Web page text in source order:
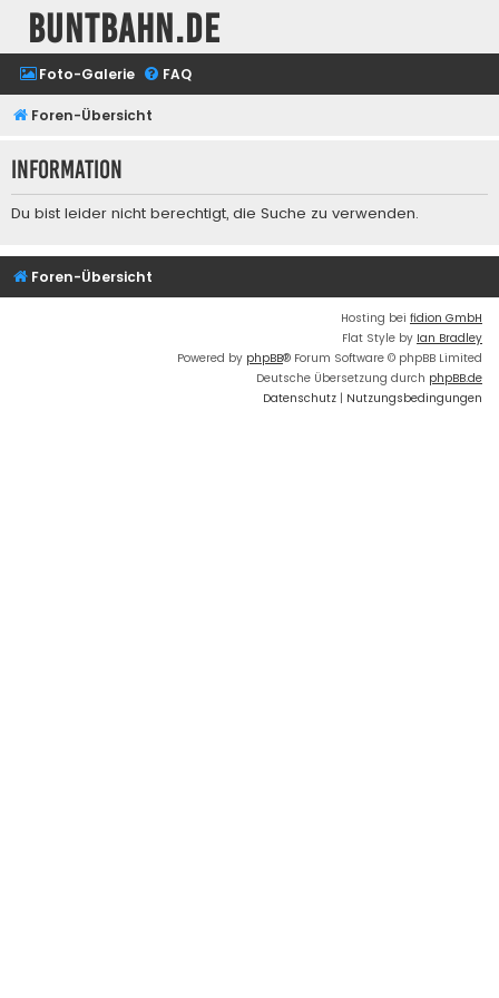
buntbahn.de
Foto-Galerie FAQ
Foren-Übersicht
Information
Du bist leider nicht berechtigt, die Suche zu verwenden.
Foren-Übersicht
Hosting bei fidion GmbH
Flat Style by Ian Bradley
Powered by phpBB® Forum Software © phpBB Limited
Deutsche Übersetzung durch phpBB.de
Datenschutz | Nutzungsbedingungen